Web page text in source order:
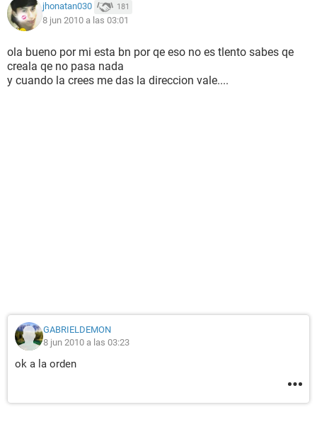
jhonatan030 181
8 jun 2010 a las 03:01
ola bueno por mi esta bn por qe eso no es tlento sabes qe
creala qe no pasa nada
y cuando la crees me das la direccion vale....
GABRIELDEMON
8 jun 2010 a las 03:23
ok a la orden